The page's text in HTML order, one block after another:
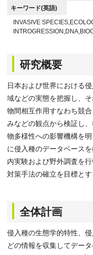
キーワード(英語)
INVASIVE
研究概要
日本および世界における
域などの実態を把握し、
物間相互作用すなわち競
みなどの観点から検証し
物多様性への影響機構を
に侵入種のデータベース
内実験および野外調査を
対策手法の確立を目標とす
全体計画
侵入種の生態学的特性、
どの情報を収集してデー